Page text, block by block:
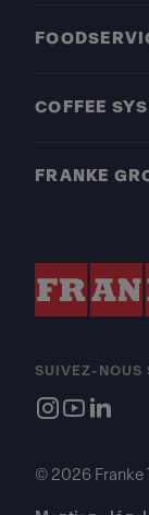
COFFEE
FRANKE
SUIVEZ-NOUS
© 2026 Franke